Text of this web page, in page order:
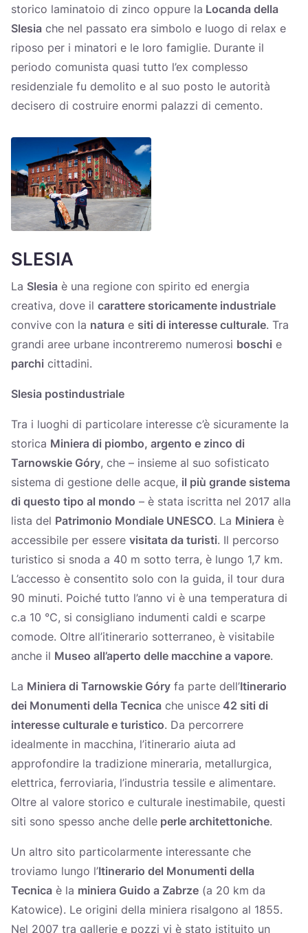
storico laminatoio di zinco oppure la Locanda della
Slesia che nel passato era simbolo e luogo di relax e
riposo per i minatori e le loro famiglie. Durante il
periodo comunista quasi tutto l’ex complesso
residenziale fu demolito e al suo posto le autorità
decisero di costruire enormi palazzi di cemento.
SLESIA
La Slesia è una regione con spirito ed energia
creativa, dove il carattere storicamente industriale
convive con la natura e siti di interesse culturale. Tra
grandi aree urbane incontreremo numerosi boschi e
parchi cittadini.
Slesia postindustriale
Tra i luoghi di particolare interesse c’è sicuramente la
storica Miniera di piombo, argento e zinco di
Tarnowskie Góry, che – insieme al suo sofisticato
sistema di gestione delle acque, il più grande sistema
di questo tipo al mondo – è stata iscritta nel 2017 alla
lista del Patrimonio Mondiale UNESCO. La Miniera è
accessibile per essere visitata da turisti. Il percorso
turistico si snoda a 40 m sotto terra, è lungo 1,7 km.
L’accesso è consentito solo con la guida, il tour dura
90 minuti. Poiché tutto l’anno vi è una temperatura di
c.a 10 °C, si consigliano indumenti caldi e scarpe
comode. Oltre all’itinerario sotterraneo, è visitabile
anche il Museo all’aperto delle macchine a vapore.
La Miniera di Tarnowskie Góry fa parte dell’Itinerario
dei Monumenti della Tecnica che unisce 42 siti di
interesse culturale e turistico. Da percorrere
idealmente in macchina, l’itinerario aiuta ad
approfondire la tradizione mineraria, metallurgica,
elettrica, ferroviaria, l’industria tessile e alimentare.
Oltre al valore storico e culturale inestimabile, questi
siti sono spesso anche delle perle architettoniche.
Un altro sito particolarmente interessante che
troviamo lungo l’Itinerario del Monumenti della
Tecnica è la miniera Guido a Zabrze (a 20 km da
Katowice). Le origini della miniera risalgono al 1855.
Nel 2007 tra gallerie e pozzi vi è stato istituito un